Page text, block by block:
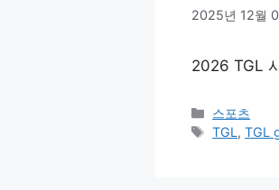
2025년 12월
2026 TGL
Categories
스포츠
Tags
TGL,TGL